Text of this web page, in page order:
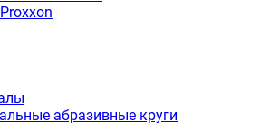
абразивные круги